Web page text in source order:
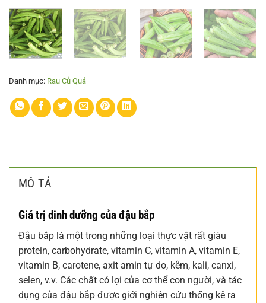
Danh mục: Rau Củ Quả
MÔ TẢ
Giá trị dinh dưỡng của đậu bắp
Đậu bắp là một trong những loại thực vật rất giàu
protein, carbohydrate, vitamin C, vitamin A, vitamin E,
vitamin B, carotene, axit amin tự do, kẽm, kali, canxi,
selen, v.v. Các chất có lợi của cơ thể con người, và tác
dụng của đậu bắp được giới nghiên cứu thống kê ra